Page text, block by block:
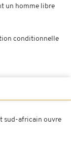
un homme libre
conditionnelle
sud-africain ouvre